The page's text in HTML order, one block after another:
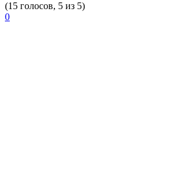
(15 голосов, 5 из 5)
0